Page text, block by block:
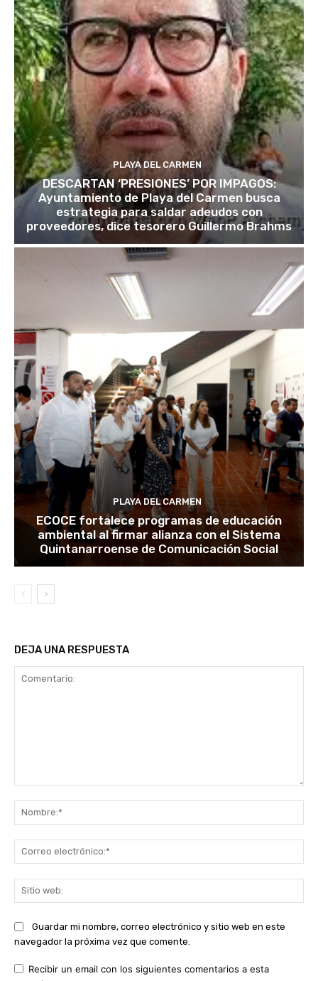
PLAYA DEL CARMEN
DESCARTAN ‘PRESIONES’ POR IMPAGOS:
Ayuntamiento de Playa del Carmen busca
estrategia para saldar adeudos con
proveedores, dice tesorero Guillermo Brahms
PLAYA DEL CARMEN
ECOCE fortalece programas de educación
ambiental al firmar alianza con el Sistema
Quintanarroense de Comunicación Social
DEJA UNA RESPUESTA
Guardar mi nombre, correo electrónico y sitio web en este
navegador la próxima vez que comente.
Recibir un email con los siguientes comentarios a esta